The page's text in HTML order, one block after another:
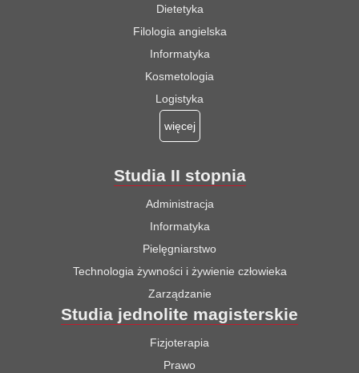
Dietetyka
Filologia angielska
Informatyka
Kosmetologia
Logistyka
więcej
Studia II stopnia
Administracja
Informatyka
Pielęgniarstwo
Technologia żywności i żywienie człowieka
Zarządzanie
Studia jednolite magisterskie
Fizjoterapia
Prawo